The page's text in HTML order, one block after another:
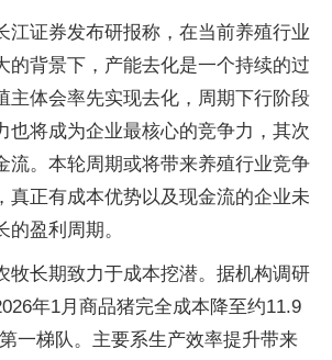
江证券发布研报称，在当前养殖行业
的背景下，产能去化是一个持续的过
主体会率先实现去化，周期下行阶段
也将成为企业最核心的竞争力，其次
流。本轮周期或将带来养殖行业竞争
真正有成本优势以及现金流的企业未
盈利周期。
牧长期致力于成本挖潜。据机构调研
年1月商品猪完全成本降至约11.9
一梯队。主要系生产效率提升带来